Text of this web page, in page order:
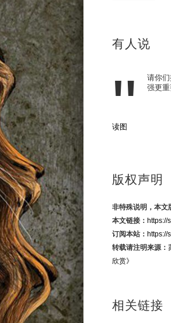
有人说
请你
强更重
读图
版权声明
非特殊说明，本文
本文链接： https://
订阅本站： https://
转载请注明来源：
欣赏》
相关链接